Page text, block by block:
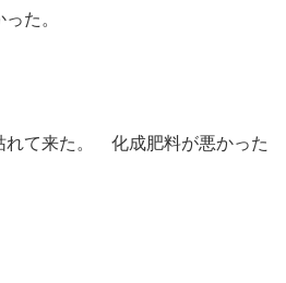
た。
れて来た。 化成肥料が悪かった